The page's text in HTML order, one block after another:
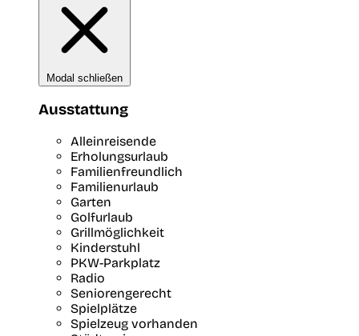
Modal schließen
Ausstattung
Alleinreisende
Erholungsurlaub
Familienfreundlich
Familienurlaub
Garten
Golfurlaub
Grillmöglichkeit
Kinderstuhl
PKW-Parkplatz
Radio
Seniorengerecht
Spielplätze
Spielzeug vorhanden